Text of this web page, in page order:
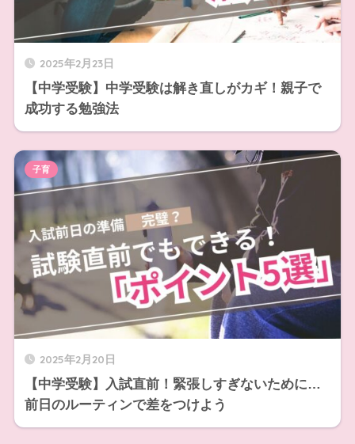
2025年2月23日
【中学受験】中学受験は解き直しがカギ！親子で
成功する勉強法
2025年2月20日
【中学受験】入試直前！緊張しすぎないために…
前日のルーティンで差をつけよう
子育